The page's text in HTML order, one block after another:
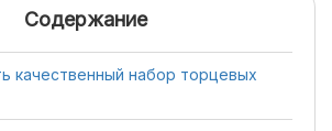
Содержание
качественный набор торцевых